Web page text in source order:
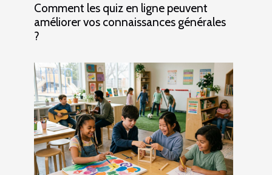
Comment les quiz en ligne peuvent
améliorer vos connaissances générales
?